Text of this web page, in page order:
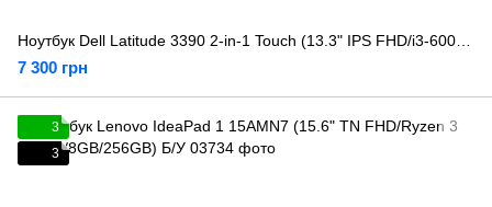
7 300 грн
3
3